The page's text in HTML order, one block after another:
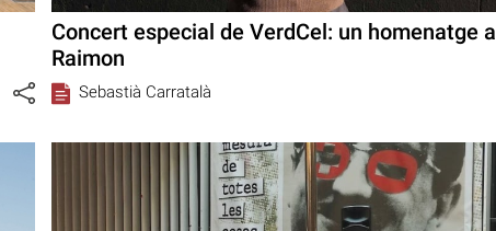
Concert especial de VerdCel: un homenatge a
Raimon
Sebastià Carratalà